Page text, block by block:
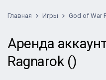
Главная Игры God of War
Аренда
Ragnarok ()